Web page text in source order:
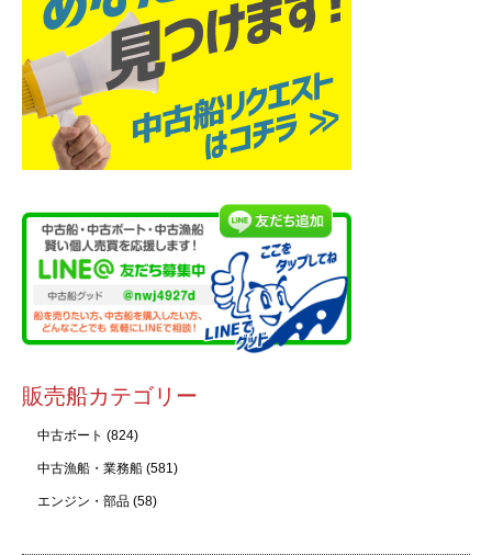
販売船カテゴリー
中古ボート (824)
中古漁船・業務船 (581)
エンジン・部品 (58)